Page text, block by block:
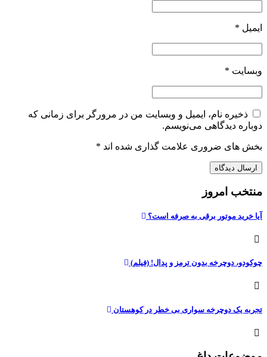
ایمیل *
وبسایت *
ذخیره نام، ایمیل و وبسایت من در مرورگر برای زمانی که
دوباره دیدگاهی می‌نویسم.
بخش های ضروری علامت گذاری شده اند *
منتخب امروز
آیا خرید موتور برقی به صرفه است؟
چوکودو، دوچرخه بدون ترمز و پدال! (فیلم)
تجربه یک دوچرخه سواری بی خطر در کوهستان